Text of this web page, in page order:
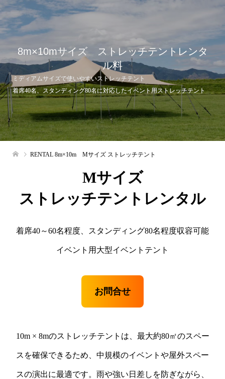
8m×10mサイズ ストレッチテントレンタ
ル料
ミディアムサイズで使いやすいストレッチテント
着席40名、スタンディング80名に対応したイベント用ストレッチテント
RENTAL 8m×10m Mサイズ ストレッチテント
Mサイズ
ストレッチテントレンタル
着席40～60名程度、スタンディング80名程度収容可能
イベント用大型イベントテント
お問合せ
10m × 8mのストレッチテントは、最大約80㎡のスペー
スを確保できるため、中規模のイベントや屋外スペー
スの演出に最適です。雨や強い日差しを防ぎながら、